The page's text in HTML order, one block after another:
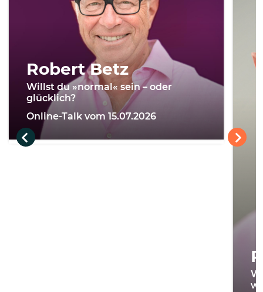
Robert Betz
Willst du »normal« sein – oder
glücklich?
Online-Talk vom 15.07.2026